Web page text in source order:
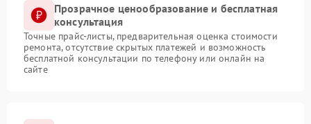
Прозрачное ценообразование и бесплатная
консультация
Точные прайс-листы, предварительная оценка стоимости
ремонта, отсутствие скрытых платежей и возможность
бесплатной консультации по телефону или онлайн на
сайте